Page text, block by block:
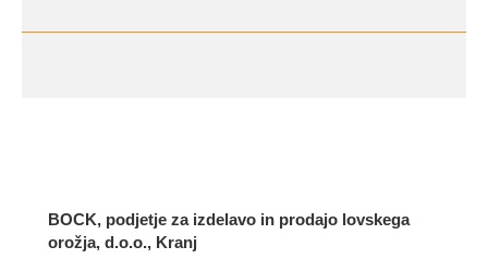
BOCK, podjetje za izdelavo in prodajo lovskega
orožja, d.o.o., Kranj